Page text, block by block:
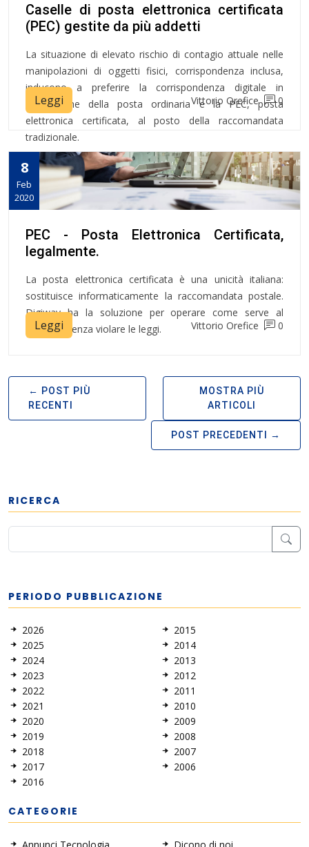
Caselle di posta elettronica certificata
(PEC) gestite da più addetti
La situazione di elevato rischio di contagio attuale nelle
manipolazioni di oggetti fisici, corrispondenza inclusa,
inducono a preferire la corrispondenza digitale in
sostituzione della posta ordinaria e la PEC, posta
elettronica certificata, al posto della raccomandata
tradizionale.
Leggi Vittorio Orefice 0
8
Feb
2020
PEC - Posta Elettronica Certificata,
legalmente.
La posta elettronica certificata è una unicità italiana:
sostituisce informaticamente la raccomandata postale.
Digiway ha la soluzione per operare come serve al
business senza violare le leggi.
Leggi Vittorio Orefice 0
POST PIÙ
RECENTI
MOSTRA PIÙ
ARTICOLI
POST PRECEDENTI
RICERCA
PERIODO PUBBLICAZIONE
2026
2025
2024
2023
2022
2021
2020
2019
2018
2017
2016
2015
2014
2013
2012
2011
2010
2009
2008
2007
2006
CATEGORIE
Annunci Tecnologia Dicono di noi